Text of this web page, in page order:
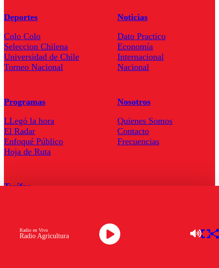
Radio Agricultura
Radio en Vivo
Deportes
Colo Colo
Seleccion Chilena
Universidad de Chile
Torneo Nacional
Noticias
Dato Practico
Economía
Internacional
Nacional
Programas
LLegó la hora
El Radar
Enfoqué Público
Hoja de Ruta
Nosotros
Quienes Somos
Contacto
Frecuencias
Tarifas